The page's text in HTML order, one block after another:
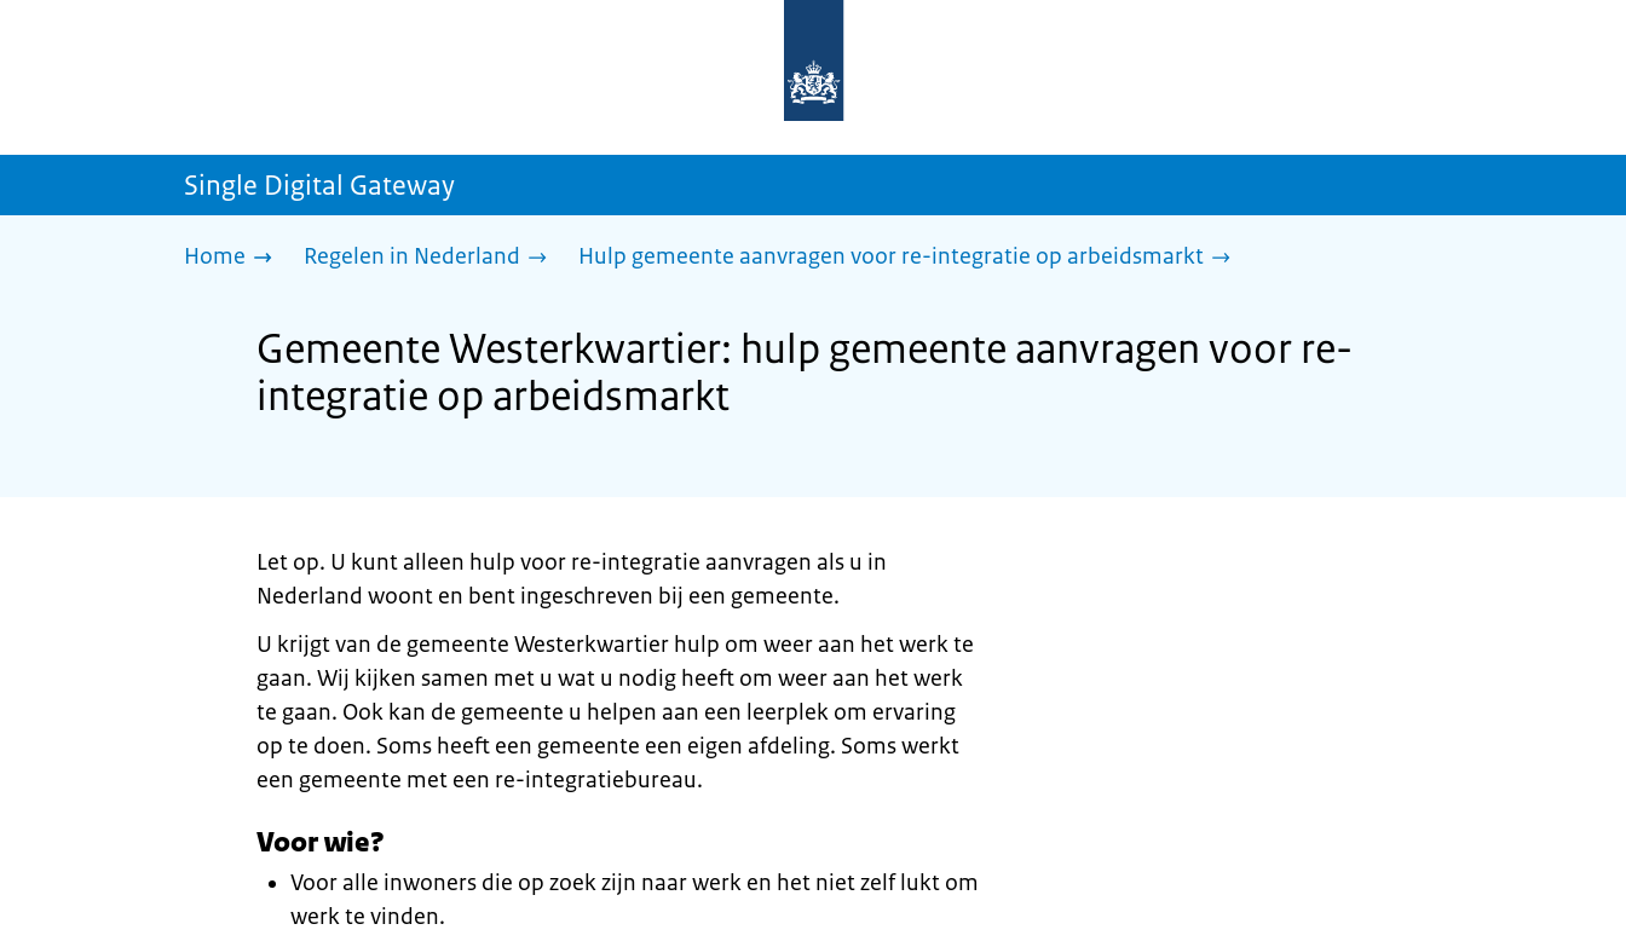
homepage
sdg.rijksoverheid.nl
Single Digital Gateway
Home Regelen in Nederland Hulp gemeente aanvragen voor re-integratie op arbeidsmarkt
Gemeente Westerkwartier: hulp gemeente aanvragen voor re-
integratie op arbeidsmarkt
Let op. U kunt alleen hulp voor re-integratie aanvragen als u in
Nederland woont en bent ingeschreven bij een gemeente.
U krijgt van de gemeente Westerkwartier hulp om weer aan het werk te
gaan. Wij kijken samen met u wat u nodig heeft om weer aan het werk
te gaan. Ook kan de gemeente u helpen aan een leerplek om ervaring
op te doen. Soms heeft een gemeente een eigen afdeling. Soms werkt
een gemeente met een re-integratiebureau.
Voor wie?
Voor alle inwoners die op zoek zijn naar werk en het niet zelf lukt om
werk te vinden.